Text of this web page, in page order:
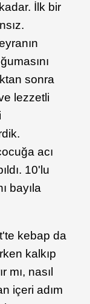
İlk bir
sonra
lezzetli
acı
10'lu
bayıla
kebap da
kalkıp
mı, nasıl
içeri adım